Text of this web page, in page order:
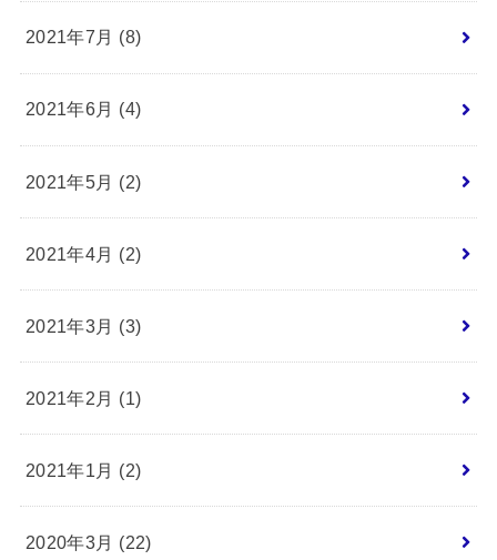
2021年7月 (8)
2021年6月 (4)
2021年5月 (2)
2021年4月 (2)
2021年3月 (3)
2021年2月 (1)
2021年1月 (2)
2020年3月 (22)